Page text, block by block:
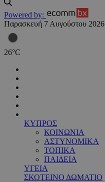
Powered by:
Παρασκευή 7 Αυγούστου 2026
26°C
ΚΥΠΡΟΣ
ΚΟΙΝΩΝΙΑ
ΑΣΤΥΝΟΜΙΚΑ
ΤΟΠΙΚΑ
ΠΑΙΔΕΙΑ
ΥΓΕΙΑ
ΣΚΟΤΕΙΝΟ ΔΩΜΑΤΙΟ